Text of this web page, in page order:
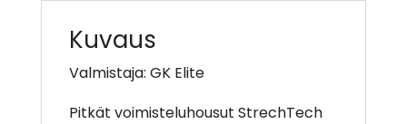
Kuvaus
Valmistaja: GK Elite
Pitkät voimisteluhousut StrechTech